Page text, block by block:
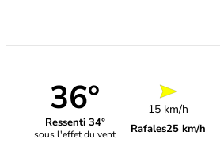
36°
Ressenti 34°
sous l'effet du vent
15 km/h
Rafales25 km/h